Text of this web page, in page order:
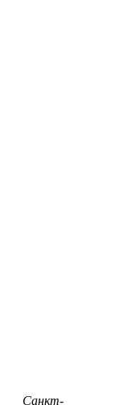
Санкт-